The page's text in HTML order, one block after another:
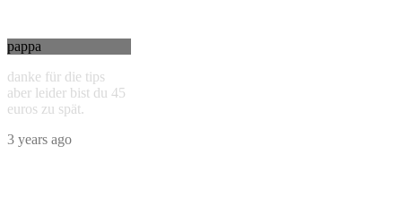
pappa
danke für die tips
aber leider bist du 45
euros zu spät.
3 years ago